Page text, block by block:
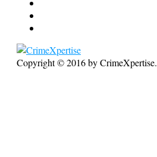
Copyright © 2016 by CrimeXpertise.